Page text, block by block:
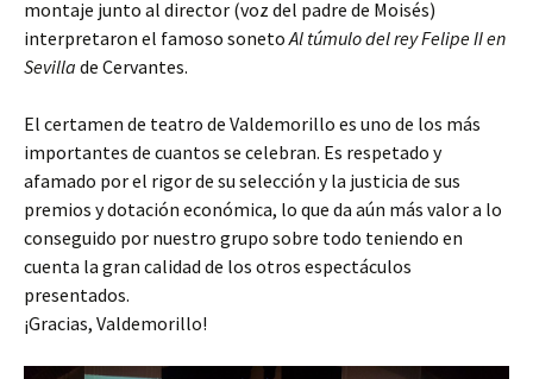
montaje junto al director (voz del padre de Moisés)
interpretaron el famoso sonetoAl túmulo del rey Felipe II en
Sevilla de Cervantes.
El certamen de teatro de Valdemorillo es uno de los más
importantes de cuantos se celebran. Es respetado y
afamado por el rigor de su selección y la justicia de sus
premios y dotación económica, lo que da aún más valor a lo
conseguido por nuestro grupo sobre todo teniendo en
cuenta la gran calidad de los otros espectáculos
presentados.
¡Gracias, Valdemorillo!